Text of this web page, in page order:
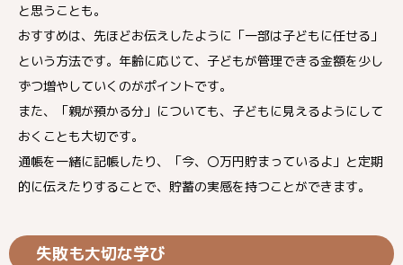
と思うことも。
おすすめは、先ほどお伝えしたように「一部は子どもに任せる」
という方法です。年齢に応じて、子どもが管理できる金額を少し
ずつ増やしていくのがポイントです。
また、「親が預かる分」についても、子どもに見えるようにして
おくことも大切です。
通帳を一緒に記帳したり、「今、〇万円貯まっているよ」と定期
的に伝えたりすることで、貯蓄の実感を持つことができます。
失敗も大切な学び